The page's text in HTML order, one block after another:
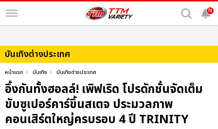
N
บันเทิงต่างประเทศ
หน้าแรก บันเทิง บันเทิงต่างประเทศ
อึ้งกันทั้งฮอลล์! เพิฟเริด โปรดักชั่นจัดเต็ม
ขับซูเปอร์คาร์ขึ้นสเตจ ประมวลภาพ
คอนเสิร์ตใหญ่ครบรอบ 4 ปี TRINITY